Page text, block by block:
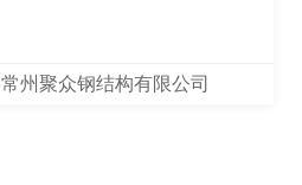
常州聚众钢结构有限公司